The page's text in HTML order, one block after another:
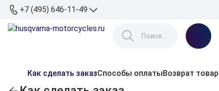
+7 (495) 646-11-49
Как сделать заказСпособы оплатыВозврат